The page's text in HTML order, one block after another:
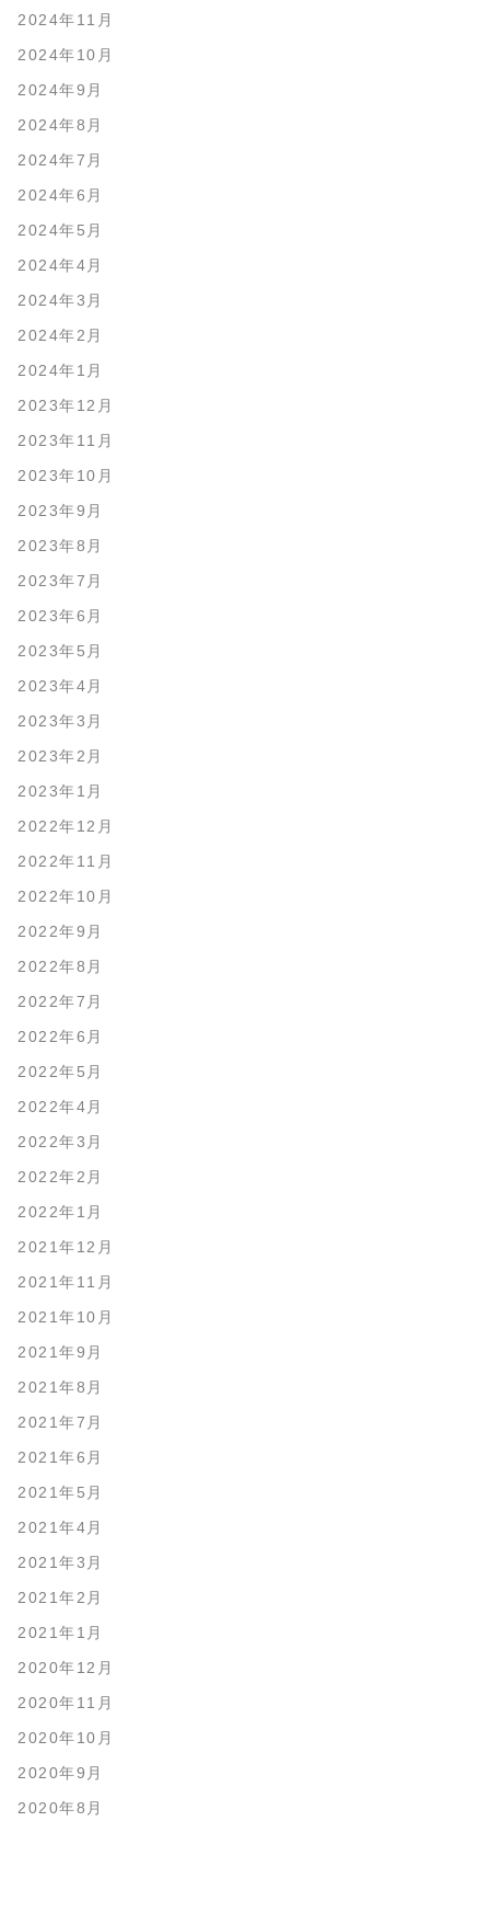
2024年11月
2024年10月
2024年9月
2024年8月
2024年7月
2024年6月
2024年5月
2024年4月
2024年3月
2024年2月
2024年1月
2023年12月
2023年11月
2023年10月
2023年9月
2023年8月
2023年7月
2023年6月
2023年5月
2023年4月
2023年3月
2023年2月
2023年1月
2022年12月
2022年11月
2022年10月
2022年9月
2022年8月
2022年7月
2022年6月
2022年5月
2022年4月
2022年3月
2022年2月
2022年1月
2021年12月
2021年11月
2021年10月
2021年9月
2021年8月
2021年7月
2021年6月
2021年5月
2021年4月
2021年3月
2021年2月
2021年1月
2020年12月
2020年11月
2020年10月
2020年9月
2020年8月